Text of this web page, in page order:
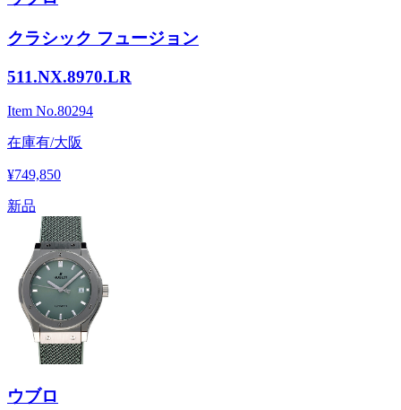
クラシック フュージョン
511.NX.8970.LR
Item No.80294
在庫有/大阪
¥749,850
新品
ウブロ